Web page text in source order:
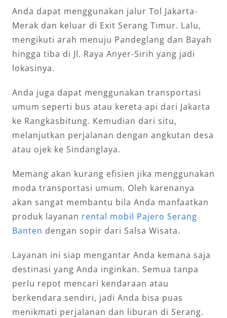
Anda dapat menggunakan jalur Tol Jakarta-
Merak dan keluar di Exit Serang Timur. Lalu,
mengikuti arah menuju Pandeglang dan Bayah
hingga tiba di Jl. Raya Anyer-Sirih yang jadi
lokasinya.
Anda juga dapat menggunakan transportasi
umum seperti bus atau kereta api dari Jakarta
ke Rangkasbitung. Kemudian dari situ,
melanjutkan perjalanan dengan angkutan desa
atau ojek ke Sindanglaya.
Memang akan kurang efisien jika menggunakan
moda transportasi umum. Oleh karenanya
akan sangat membantu bila Anda manfaatkan
produk layanan rental mobil Pajero Serang
Banten dengan sopir dari Salsa Wisata.
Layanan ini siap mengantar Anda kemana saja
destinasi yang Anda inginkan. Semua tanpa
perlu repot mencari kendaraan atau
berkendara sendiri, jadi Anda bisa puas
menikmati perjalanan dan liburan di Serang.